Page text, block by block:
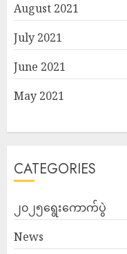
August 2021
July 2021
June 2021
May 2021
CATEGORIES
၂၀၂၅ရွေးကောက်ပွဲ
News